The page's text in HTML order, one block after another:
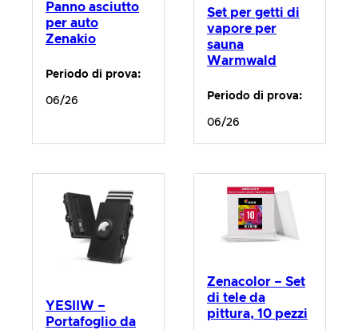
Panno asciutto
per auto
Zenakio
Periodo di prova:
06/26
Set per getti di
vapore per
sauna
Warmwald
Periodo di prova:
06/26
YESIIW –
Portafoglio da
Zenacolor – Set
di tele da
pittura, 10 pezzi